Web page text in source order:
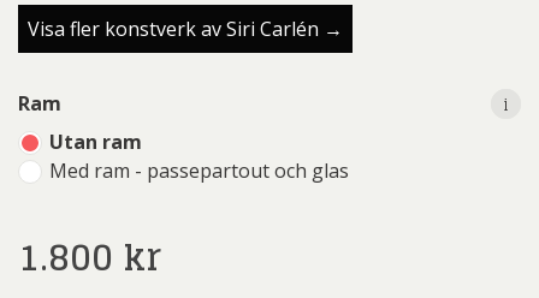
Visa fler konstverk av Siri Carlén →
Ram
Utan ram
Med ram - passepartout och glas
i
1.800 kr
i